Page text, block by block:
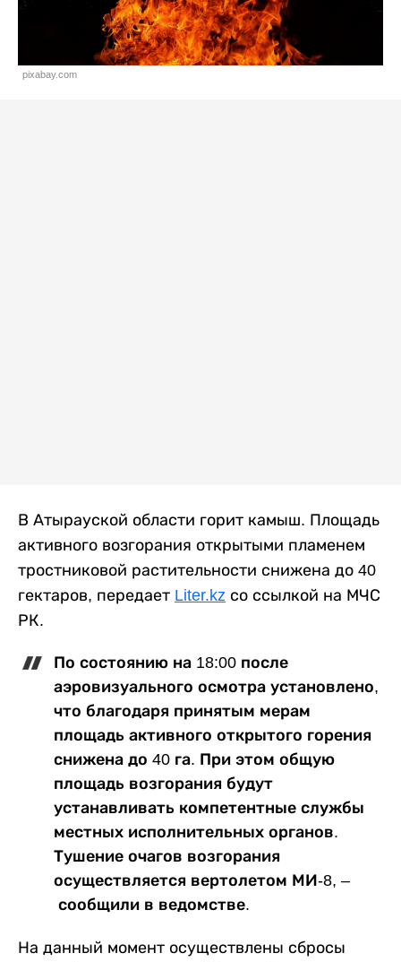
pixabay.com
В Атырауской области горит камыш. Площадь
активного возгорания открытыми пламенем
тростниковой растительности снижена до 40
гектаров, передает Liter.kz со ссылкой на МЧС
РК.
По состоянию на 18:00 после
аэровизуального осмотра установлено,
что благодаря принятым мерам
площадь активного открытого горения
снижена до 40 га. При этом общую
площадь возгорания будут
устанавливать компетентные службы
местных исполнительных органов.
Тушение очагов возгорания
осуществляется вертолетом МИ-8, –
сообщили в ведомстве.
На данный момент осуществлены сбросы